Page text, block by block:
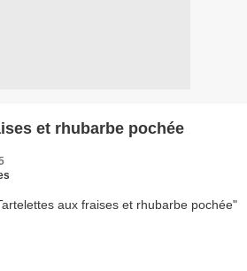
et rhubarbe pochée